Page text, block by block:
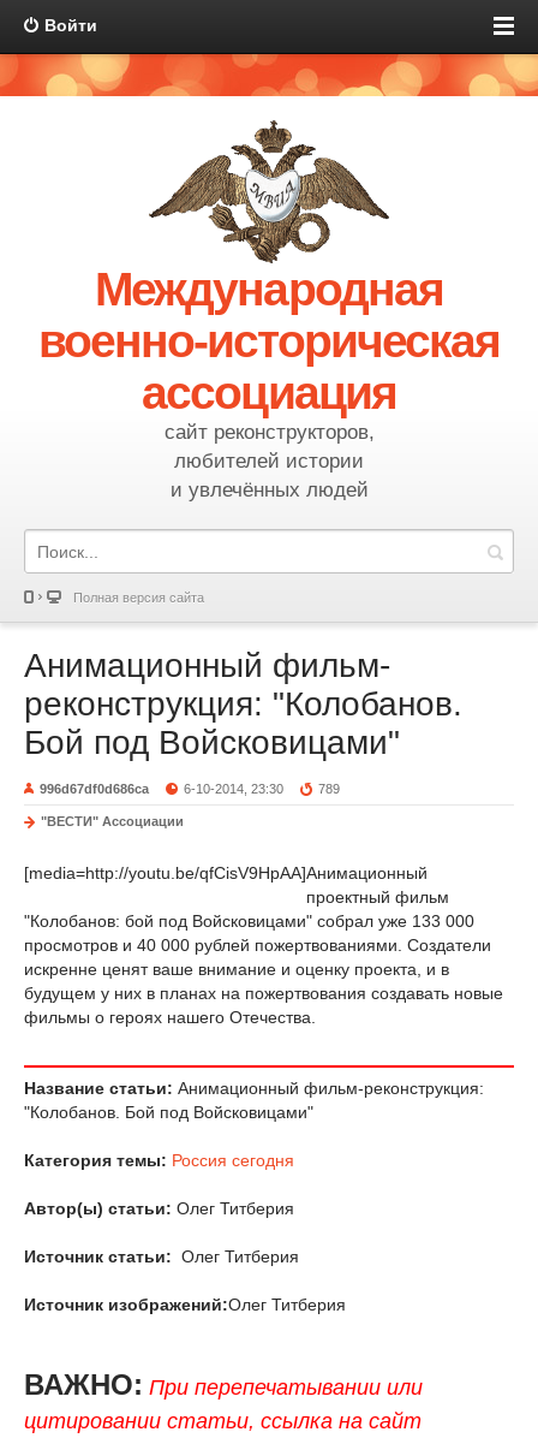
Войти
Международная
военно-историческая
ассоциация
сайт реконструкторов,
любителей истории
и увлечённых людей
Полная версия сайта
Анимационный фильм-
реконструкция: "Колобанов.
Бой под Войсковицами"
996d67df0d686ca 6-10-2014, 23:30 789
"ВЕСТИ" Ассоциации
[media=http://youtu.be/qfCisV9HpAA]Анимационный
проектный фильм
"Колобанов: бой под Войсковицами" собрал уже 133 000
просмотров и 40 000 рублей пожертвованиями. Создатели
искренне ценят ваше внимание и оценку проекта, и в
будущем у них в планах на пожертвования создавать новые
фильмы о героях нашего Отечества.
Название статьи: Анимационный фильм-реконструкция:
"Колобанов. Бой под Войсковицами"
Категория темы: Россия сегодня
Автор(ы) статьи: Олег Титберия
Источник статьи: Олег Титберия
Источник изображений:Олег Титберия
ВАЖНО: При перепечатывании или
цитировании статьи, ссылка на сайт